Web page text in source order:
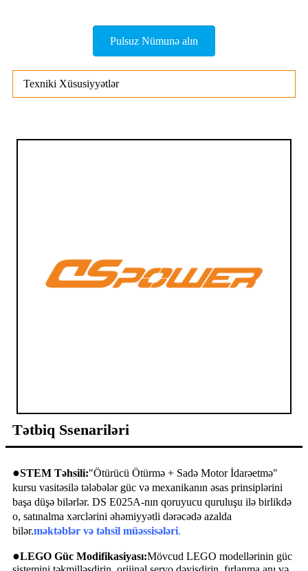
Pulsuz Nümunə alın
Texniki Xüsusiyyətlər
Tətbiq Ssenariləri
●STEM Təhsili:"Ötürücü Ötürmə + Sadə Motor İdarəetmə"
kursu vasitəsilə tələbələr güc və mexanikanın əsas prinsiplərini
başa düşə bilərlər. DS E025A-nın qoruyucu quruluşu ilə birlikdə
o, satınalma xərclərini əhəmiyyətli dərəcədə azalda
bilər.məktəblər və təhsil müəssisələri.
●LEGO Güc Modifikasiyası:Mövcud LEGO modellərinin güc